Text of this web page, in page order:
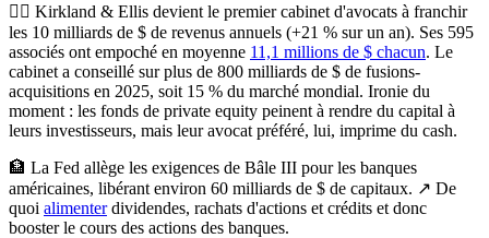
👩‍⚖️ Kirkland & Ellis devient le premier cabinet d'avocats à franchir
les 10 milliards de $ de revenus annuels (+21 % sur un an). Ses 595
associés ont empoché en moyenne 11,1 millions de $ chacun. Le
cabinet a conseillé sur plus de 800 milliards de $ de fusions-
acquisitions en 2025, soit 15 % du marché mondial. Ironie du
moment : les fonds de private equity peinent à rendre du capital à
leurs investisseurs, mais leur avocat préféré, lui, imprime du cash.
🏦 La Fed allège les exigences de Bâle III pour les banques
américaines, libérant environ 60 milliards de $ de capitaux. ↗️ De
quoi alimenterdividendes, rachats d'actions et crédits et donc
booster le cours des actions des banques.